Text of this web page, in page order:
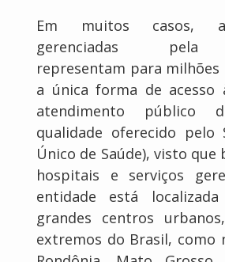
Em muitos casos,
gerenciadas pela
representam para milhões
a única forma de acesso
atendimento público
qualidade oferecido pelo
Único de Saúde), visto
hospitais e serviços
entidade está
grandes centros
extremos do Brasil, como